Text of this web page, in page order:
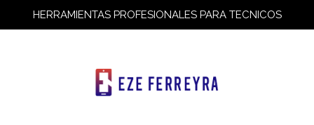
HERRAMIENTAS PROFESIONALES PARA TECNICOS